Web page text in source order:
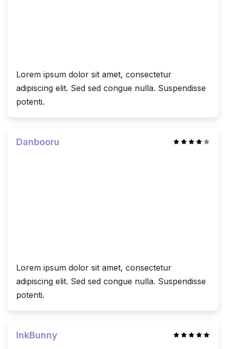
Lorem ipsum dolor sit amet, consectetur
adipiscing elit. Sed sed congue nulla. Suspendisse
potenti.
Danbooru
Lorem ipsum dolor sit amet, consectetur
adipiscing elit. Sed sed congue nulla. Suspendisse
potenti.
InkBunny